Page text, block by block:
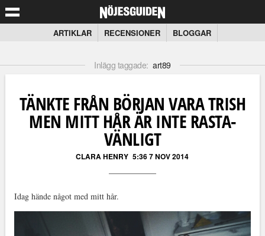
ARTIKLAR RECENSIONER BLOGGAR
Inlägg taggade: art89
TÄNKTE FRÅN BÖRJAN VARA TRISH
MEN MITT HÅR ÄR INTE RASTA-
VÄNLIGT
CLARA HENRY 5:36 7 NOV 2014
Idag hände något med mitt hår.